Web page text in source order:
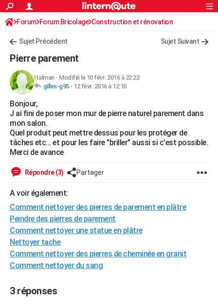
ACTUALITÉS
Politique
Société
Faits Divers
Education
Monde
Villes
+
FINANCE
Retraite
Impôts
Epargne
Immobilier
Risques naturels par ville
Banque
Assurance
Crédit
AUTO
Essais
Réserver un essai
Citadines
Berlines
SUV
Forum auto
+HIGH-TECH
Mobiles
Meilleur smartphone
Internet
Ordinateurs
Jeux vidéo
Guide high-tech
+BRICOLAGE
Forum
Aménagement intérieur
Extérieur
Cuisine
Salle de bains
Jardinage
Rangement
WEEK-END
Guides de France
Escapades
Patrimoine
Expositions
Musées
Week-end nature
LIFESTYLE
SANTE
Alimentation
Guide de la santé
Maladies
Médicaments
Sommeil
VOYAGE
Destinations
City break
Voyage nature
Voyage de noces
Forum
Climat
+PHOTO
GUIDES D'ACHAT
BONS PLANS
CARTE DE VOEUX
Rechercher
S'inscrire
Connexion
Forum Forum Bricolage Construction et rénovation
Sujet Précédent Sujet Suivant
Pierre parement
Italman- Modifié le 10 févr. 2016 à 22:22
gilles-g95- 12 févr. 2016 à 12:10
Bonjour,
J ai fini de poser mon mur de pierre naturel parement dans
mon salon.
Quel produit peut mettre dessus pour les protéger de
tâches etc... et pour les faire "briller" aussi si c'est possible.
Merci de avance
Répondre (3) Partager
A voir également:
Comment nettoyer des pierres de parement en plâtre
Peindre des pierres de parement
Comment nettoyer une statue en plâtre
Nettoyer tache
Comment nettoyer des pierres de cheminée en granit
Comment nettoyer du sang
3 réponses